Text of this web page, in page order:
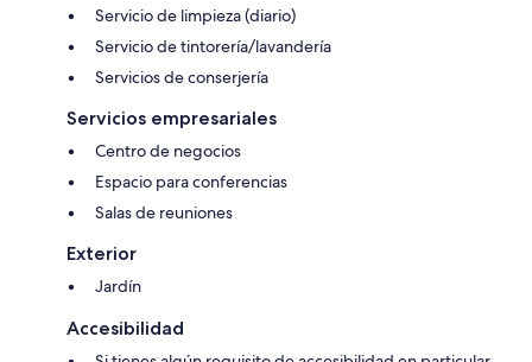
Servicio de limpieza (diario)
Servicio de tintorería/lavandería
Servicios de conserjería
Servicios empresariales
Centro de negocios
Espacio para conferencias
Salas de reuniones
Exterior
Jardín
Accesibilidad